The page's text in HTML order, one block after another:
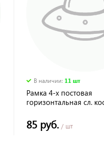
В наличии: 11 шт
Рамка 4-х постовая
горизонтальная сл.
85 руб./ шт